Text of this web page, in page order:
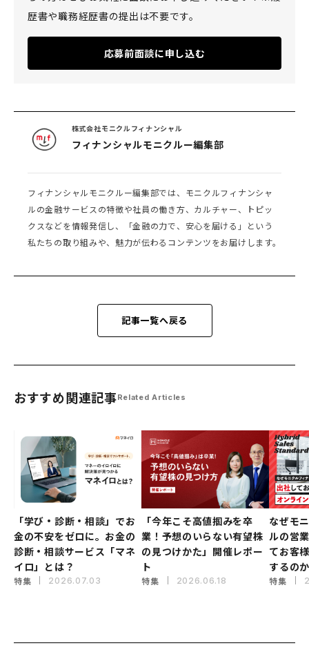
歴書や職務経歴書の提出は不要です。
応募前面談に申し込む
株式会社モニクルフィナンシャル
フィナンシャルモニクルー編集部
フィナンシャルモニクルー編集部では、モニクルフィナンシャ
ルの金融サービスの特徴や社員の働き方、カルチャー、トピッ
クスなどを情報発信し、「金融の力で、安心を届ける」という
私たちの取り組みや、魅力が伝わるコンテンツをお届けします。
記事一覧へ戻る
おすすめ関連記事Related Articles
「学び・診断・相談」でお
金の不安をゼロに。お金の
診断・相談サービス「マネ
イロ」とは？
特集 2026.07.03
「今年こそ高値掴みを卒
業！予想のいらない有望株
の見つけかた」開催レポー
ト
特集 2026.06.18
なぜモ
ルの営
てお客
するの
特集